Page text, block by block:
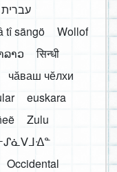
עברית
tî sängö
Wollof
ລາວ
सिन्धी
чӑваш чӗлхи
euskara
Zulu
Occidental